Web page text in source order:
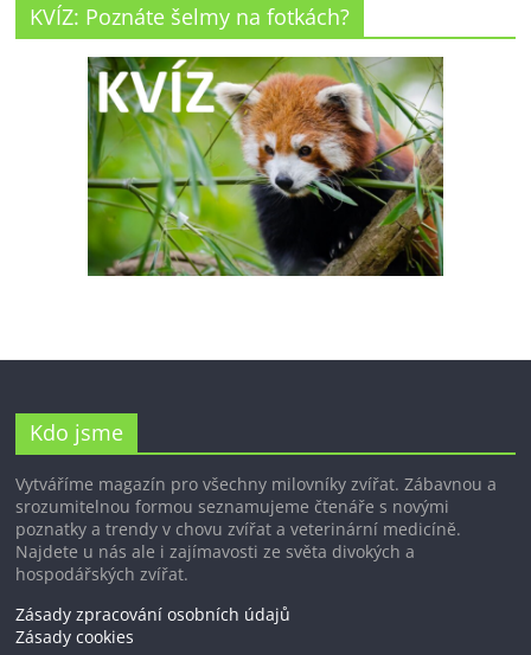
KVÍZ: Poznáte šelmy na fotkách?
Kdo jsme
Vytváříme magazín pro všechny milovníky zvířat. Zábavnou a
srozumitelnou formou seznamujeme čtenáře s novými
poznatky a trendy v chovu zvířat a veterinární medicíně.
Najdete u nás ale i zajímavosti ze světa divokých a
hospodářských zvířat.
Zásady zpracování osobních údajů
Zásady cookies